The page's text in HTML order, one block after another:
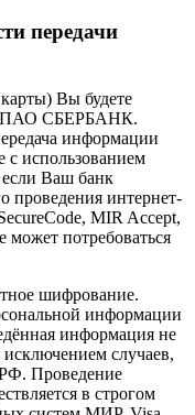
передачи
Вы будете
ПАО СБЕРБАНК.
информации
с использованием
Ваш банк
проведения интернет-
MIR Accept,
может потребоваться
шифрование.
информации
информация не
исключением случаев,
РФ. Проведение
в строгом